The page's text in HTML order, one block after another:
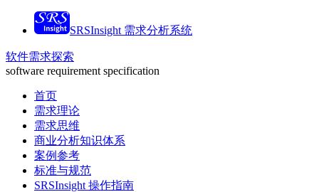
SRSInsight 需求分析系统
软件需求探索
software requirement specification
首页
需求理论
需求思维
商业分析知识体系
案例参考
标准与规范
SRSInsight 操作指南